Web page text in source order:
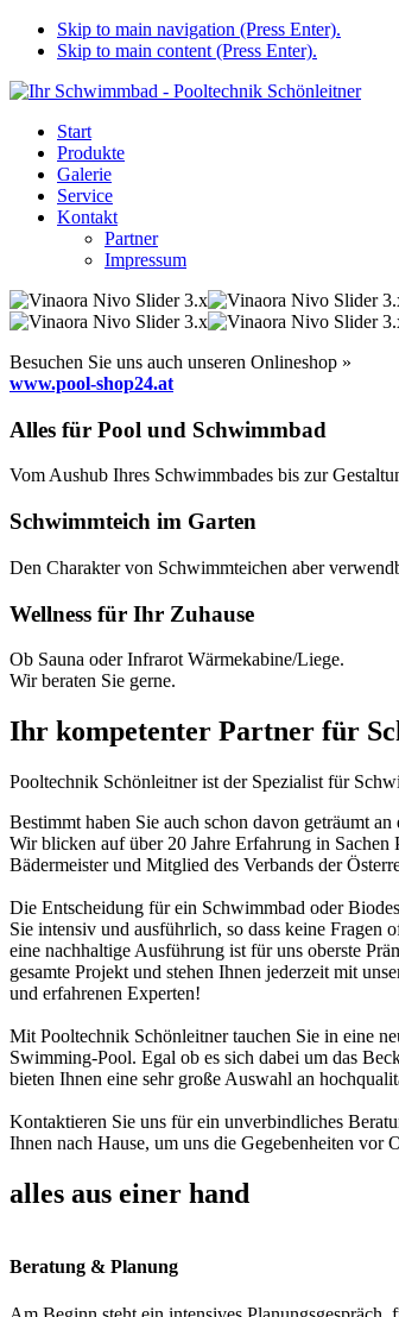
Skip to main navigation (Press Enter).
Skip to main content (Press Enter).
Start
Produkte
Galerie
Service
Kontakt
Partner
Impressum
Besuchen Sie uns auch unseren Onlineshop »
www.pool-shop24.at
Alles für Pool und Schwimmbad
Vom Aushub Ihres Schwimmbades bis zur
Schwimmteich im Garten
Den Charakter von Schwimmteichen aber
Wellness für Ihr Zuhause
Ob Sauna oder Infrarot Wärmekabine/Liege.
Wir beraten Sie gerne.
Ihr kompetenter Partner für
Pooltechnik Schönleitner ist der Spezialist für
Bestimmt haben Sie auch schon davon geträumt
Wir blicken auf über 20 Jahre Erfahrung in
Bädermeister und Mitglied des Verbands der
Die Entscheidung für ein Schwimmbad oder
Sie intensiv und ausführlich, so dass keine Fragen
eine nachhaltige Ausführung ist für uns oberste
gesamte Projekt und stehen Ihnen jederzeit mit
und erfahrenen Experten!
Mit Pooltechnik Schönleitner tauchen Sie in eine
Swimming-Pool. Egal ob es sich dabei um das
bieten Ihnen eine sehr große Auswahl an
Kontaktieren Sie uns für ein unverbindliches
Ihnen nach Hause, um uns die Gegebenheiten vor
alles aus einer hand
Beratung & Planung